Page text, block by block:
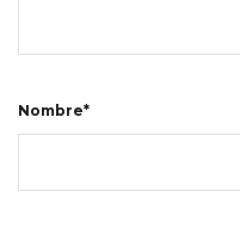
Nombre*